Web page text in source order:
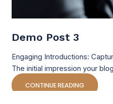
Demo Post 3
Engaging Introductions:
The initial impression your
CONTINUE READING